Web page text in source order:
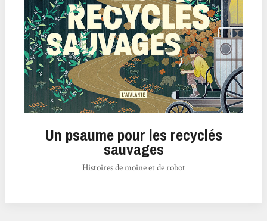
Un psaume pour les recyclés
sauvages
Histoires de moine et de robot